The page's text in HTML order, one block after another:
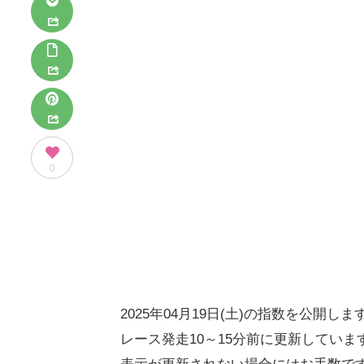
0
2025年04月19日(土)の指数を公開します
レース発走10～15分前に更新していま